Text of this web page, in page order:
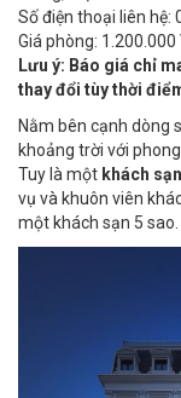
Số điện thoại liên hệ:
Giá phòng:
Lưu ý: Báo giá chỉ
thay đổi tùy thời
Nằm bên cạnh dòng
khoảng trời với
Tuy là một khách
vụ và khuôn viên
một khách sạn 5 sao.